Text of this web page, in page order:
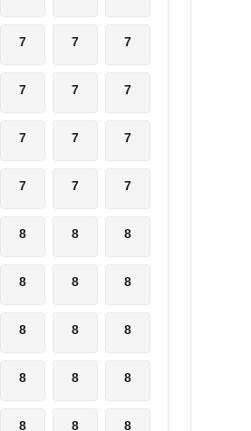
7 7 7
7 7 7
7 7 7
7 7 7
8 8 8
8 8 8
8 8 8
8 8 8
8 8 8